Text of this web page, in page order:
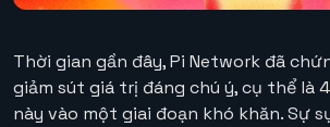
Thời gian gần đây, Pi Network đã
giảm sút giá trị đáng chú ý, cụ thể là
này vào một giai đoạn khó khăn. Sự